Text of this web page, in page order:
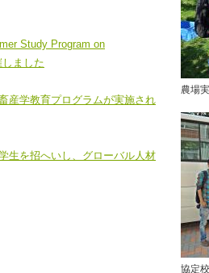
農場
協定
Study Program on
ました
産学教育プログラムが実施され
生を招へいし、グローバル人材